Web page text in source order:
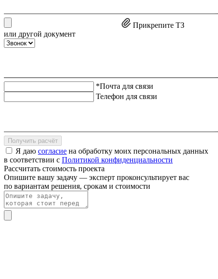
Прикрепите ТЗ
или другой документ
*Почта для связи
Телефон для связи
Получить расчёт
Я даю согласие на обработку моих персональных данных
в соответствии с Политикой конфиденциальности
Рассчитать стоимость проекта
Опишите вашу задачу — эксперт проконсультирует вас
по вариантам решения, срокам и стоимости